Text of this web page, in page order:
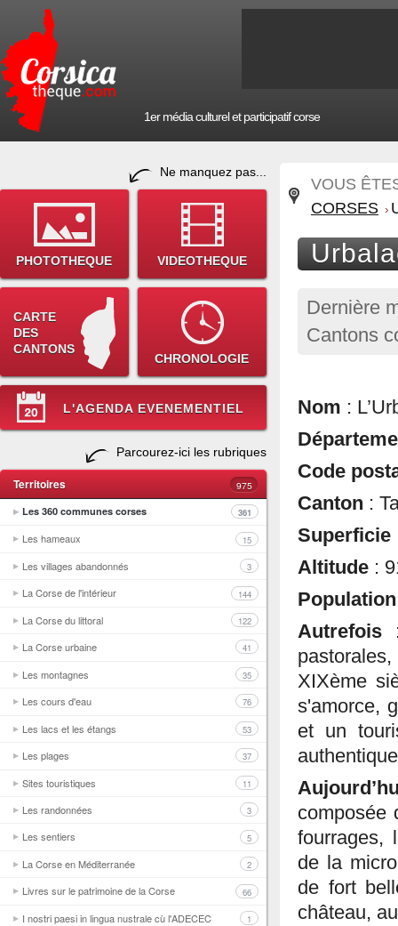
1er média culturel et participatif corse
Ne manquez pas...
PHOTOTHEQUE VIDEOTHEQUE
CARTE
DES
CANTONS
CHRONOLOGIE
L'AGENDA EVENEMENTIEL
Parcourez-ici les rubriques
Territoires
975
Les 360 communes corses
361
Les hameaux 15
Les villages abandonnés 3
La Corse de l'intérieur 144
La Corse du littoral 122
La Corse urbaine 41
Les montagnes 35
Les cours d'eau 76
Les lacs et les étangs 53
Les plages 37
Sites touristiques 11
Les randonnées 3
Les sentiers 5
La Corse en Méditerranée 2
Livres sur le patrimoine de la Corse 66
I nostri paesi in lingua nustrale cù l'ADECEC 1
VOUS
CORSES
Dernière
Cantons
Nom :
Code
Canton :
Superficie
Altitude :
Population
Autrefois
XIXème
s'amorce,
et un
composée
fourrages,
de la
de fort
château,